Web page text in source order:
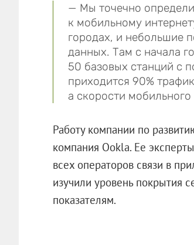
— Мы точечно
к мобильному
городах, и небольшие
данных. Там с начала
50 базовых станций с
приходится 90%
а скорости
Работу компании по
компания Ookla. Ее
всех операторов связи в
изучили уровень покрытия
показателям.